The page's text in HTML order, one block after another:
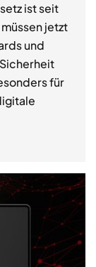
ist seit
jetzt
und
für